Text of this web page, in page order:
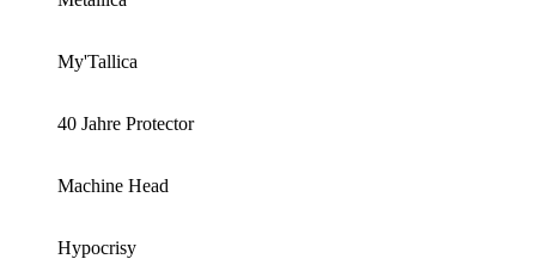
My'Tallica
40 Jahre Protector
Machine Head
Hypocrisy